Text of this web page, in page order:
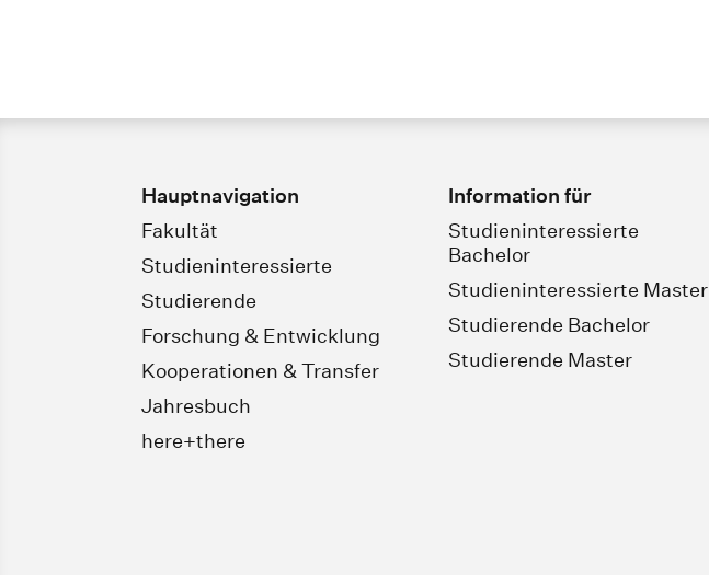
Hauptnavigation
Fakultät
Studieninteressierte
Studierende
Forschung & Entwicklung
Kooperationen & Transfer
Jahresbuch
here+there
Information für
Studieninteressierte
Bachelor
Studieninteressierte Master
Studierende Bachelor
Studierende Master